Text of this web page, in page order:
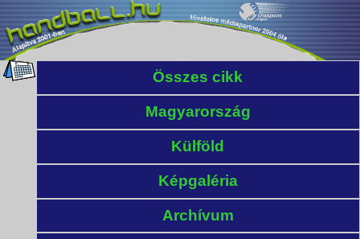
Összes cikk
Magyarország
Külföld
Képgaléria
Archívum